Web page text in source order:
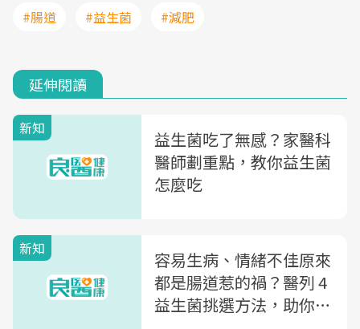
#腸道 #益生菌 #減肥
延伸閱讀
新知
益生菌吃了無感？家醫科
醫師劃重點，教你益生菌
怎麼吃
新知
容易生病、情緒不佳原來
都是腸道惹的禍？醫列 4
益生菌挑選方法，助你腸